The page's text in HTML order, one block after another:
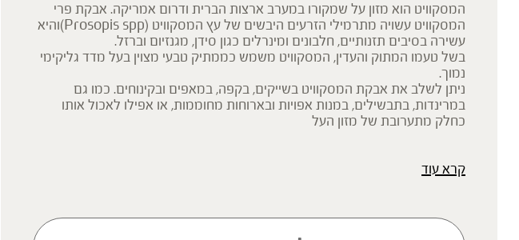
המסקוויט הוא מזון על שמקורו במערב ארצות הברית ודרום אמריקה. אבקת פרי
המסקוויט עשויה מתרמילי הזרעים היבשים של עץ המסקוויט (Prosopis spp)והיא
עשירה בסיבים תזנותיים, חלבונים ומינרלים כגון סידן, מגנזיום וברזל.
בשל טעמו המתוק והעדין, המסקוויט משמש כממתיק טבעי מצוין בעל מדד גליקימי
נמוך.
ניתן לשלב את אבקת המסקוויט בשייקים, בקפה, במאפים ובקינוחים. כמו גם
במרינדות, בתבשילים, במנות אפויות ובארוחות מחוממות, או אפילו לאכול אותו
כחלק מתערובת של מזון העל
רפואית מוסמכת ואינו מיועד להנחות את הציבור או לשמש לגביו כהמלצה או הוראה או עצה לשימוש או
שינוי או הורדה של תרופה כלשהי, ואין בו תחליף לייעוץ רפואי פרטני או אחר. נשים בהיריון, נשים מניקות,
קרא עוד